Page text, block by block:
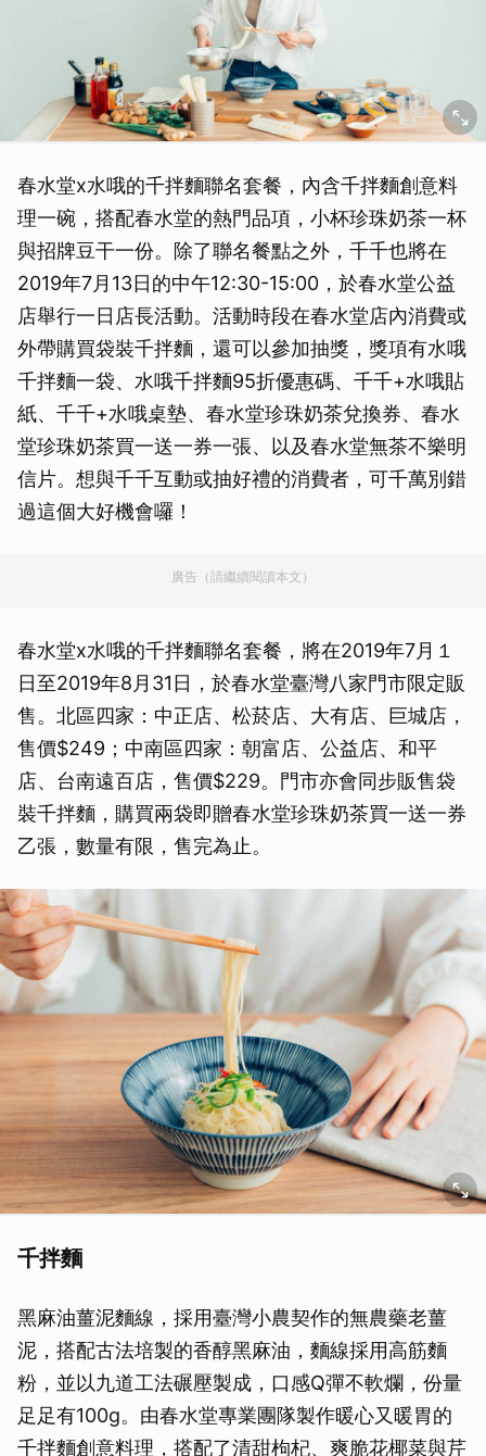
春水堂x水哦的千拌麵聯名套餐，內含千拌麵創意料
理一碗，搭配春水堂的熱門品項，小杯珍珠奶茶一杯
與招牌豆干一份。除了聯名餐點之外，千千也將在
2019年7月13日的中午12:30-15:00，於春水堂公益
店舉行一日店長活動。活動時段在春水堂店內消費或
外帶購買袋裝千拌麵，還可以參加抽獎，獎項有水哦
千拌麵一袋、水哦千拌麵95折優惠碼、千千+水哦貼
紙、千千+水哦桌墊、春水堂珍珠奶茶兌換券、春水
堂珍珠奶茶買一送一券一張、以及春水堂無茶不樂明
信片。想與千千互動或抽好禮的消費者，可千萬別錯
過這個大好機會囉！
廣告（請繼續閱讀本文）
春水堂x水哦的千拌麵聯名套餐，將在2019年7月１
日至2019年8月31日，於春水堂臺灣八家門市限定販
售。北區四家：中正店、松菸店、大有店、巨城店，
售價$249；中南區四家：朝富店、公益店、和平
店、台南遠百店，售價$229。門市亦會同步販售袋
裝千拌麵，購買兩袋即贈春水堂珍珠奶茶買一送一券
乙張，數量有限，售完為止。
千拌麵
黑麻油薑泥麵線，採用臺灣小農契作的無農藥老薑
泥，搭配古法培製的香醇黑麻油，麵線採用高筋麵
粉，並以九道工法碾壓製成，口感Q彈不軟爛，份量
足足有100g。由春水堂專業團隊製作暖心又暖胃的
千拌麵創意料理，搭配了清甜枸杞、爽脆花椰菜與芹